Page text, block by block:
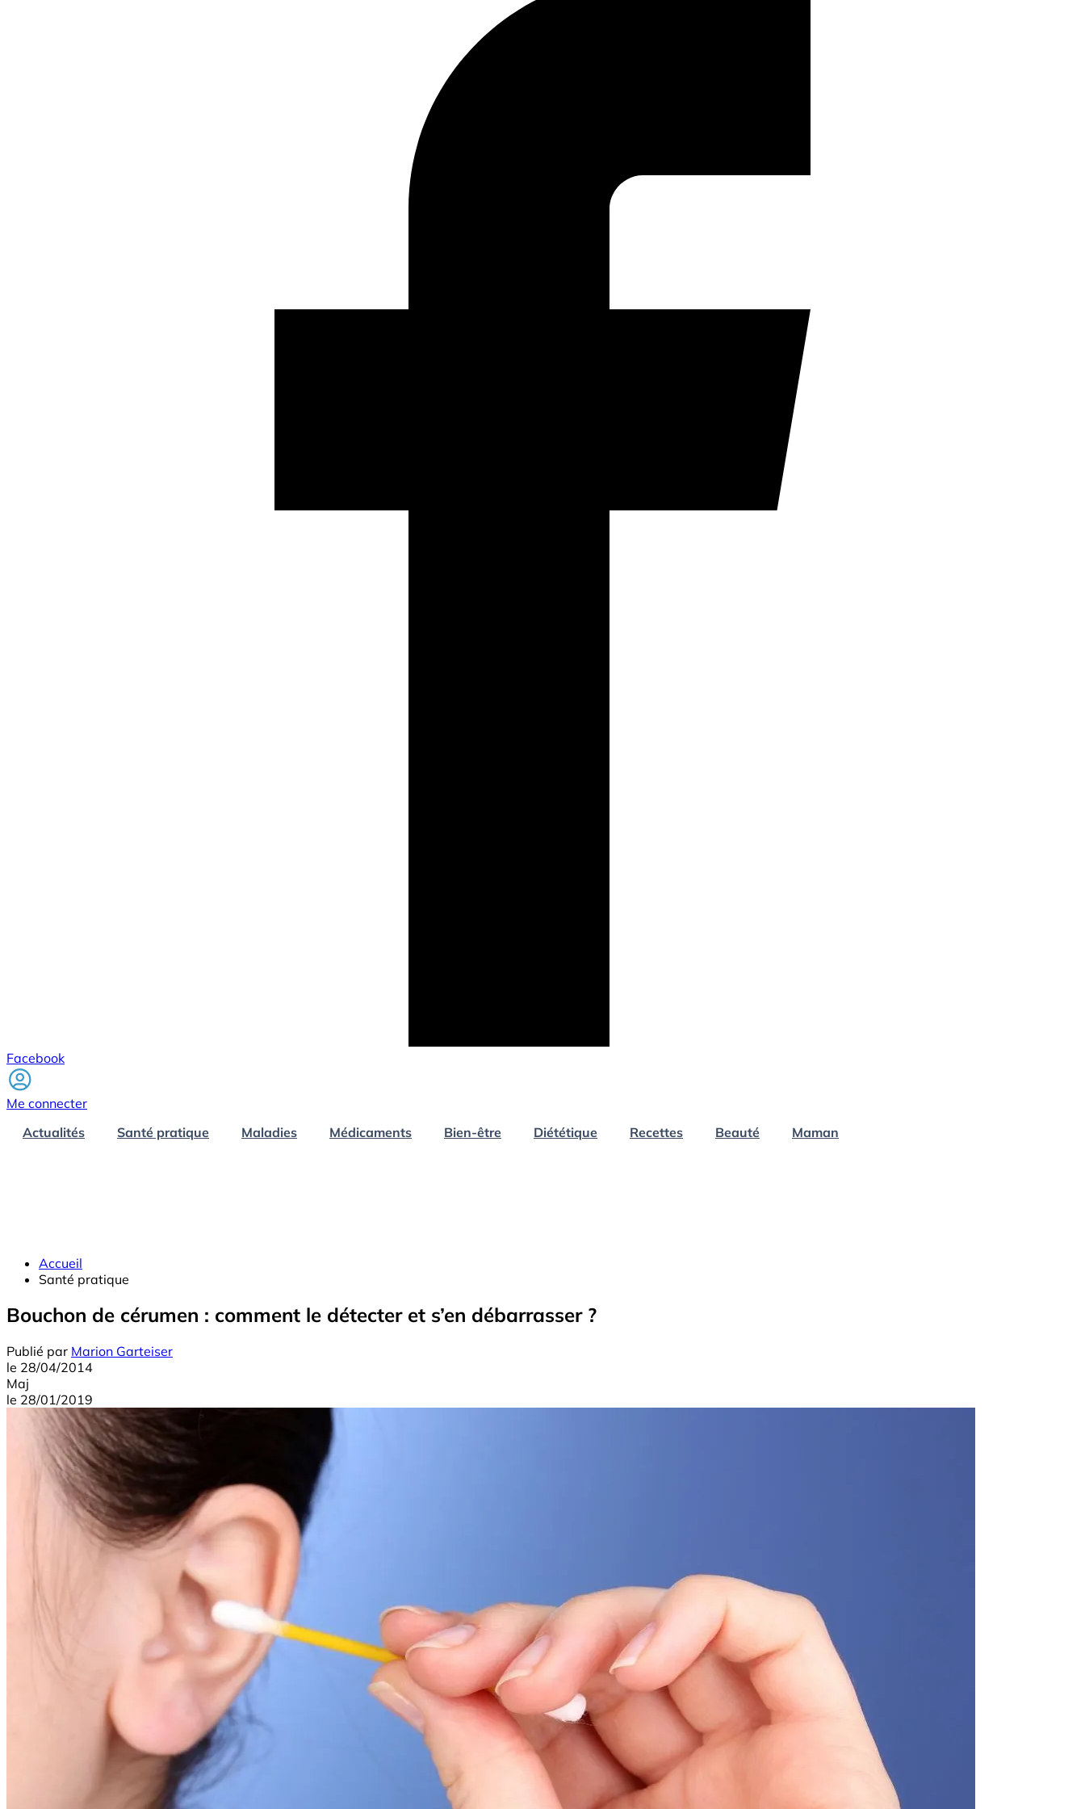
Facebook
Me connecter
Actualités
Santé pratique Maladies Médicaments Bien-être Diététique Recettes Beauté Maman
Accueil
Santé pratique
Bouchon de cérumen : comment le détecter et s’en débarrasser ?
Publié par Marion Garteiser
le 28/04/2014
Maj
le 28/01/2019